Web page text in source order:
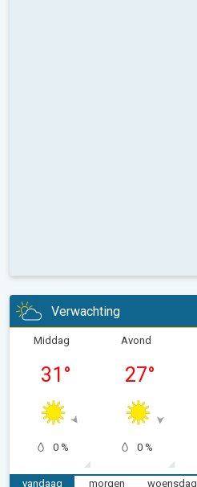
Verwachting
Middag
31 °
0 %
Avond
27°
0 %
vandaag
morgen
woensdag